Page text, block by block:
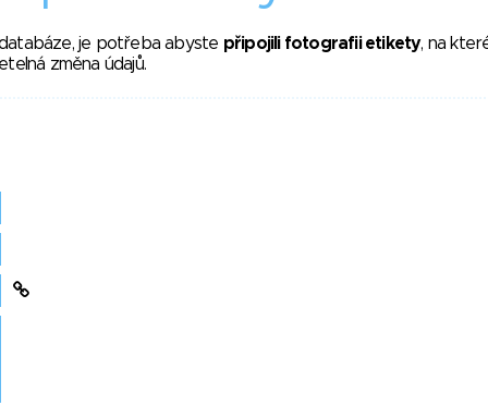
je potřeba abyste připojili fotografii etikety, na
změna údajů.